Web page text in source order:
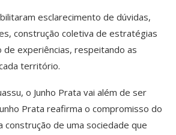
esclarecimento de dúvidas,
construção coletiva de estratégias
experiências, respeitando as
território.
o Junho Prata vai além de ser
Prata reafirma o compromisso do
construção de uma sociedade que